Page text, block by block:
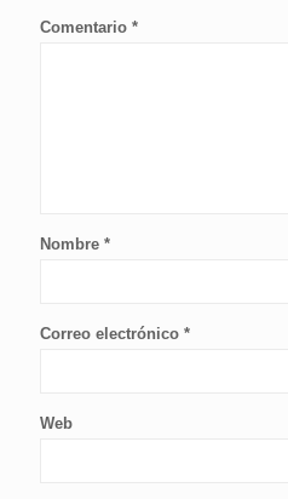
Comentario *
Nombre *
Correo electrónico *
Web